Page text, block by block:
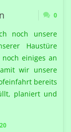
0
noch unsere
Haustüre
einiges an
wir unsere
bereits
planiert und